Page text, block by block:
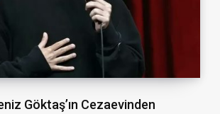
Göktaş’ın Cezaevinden